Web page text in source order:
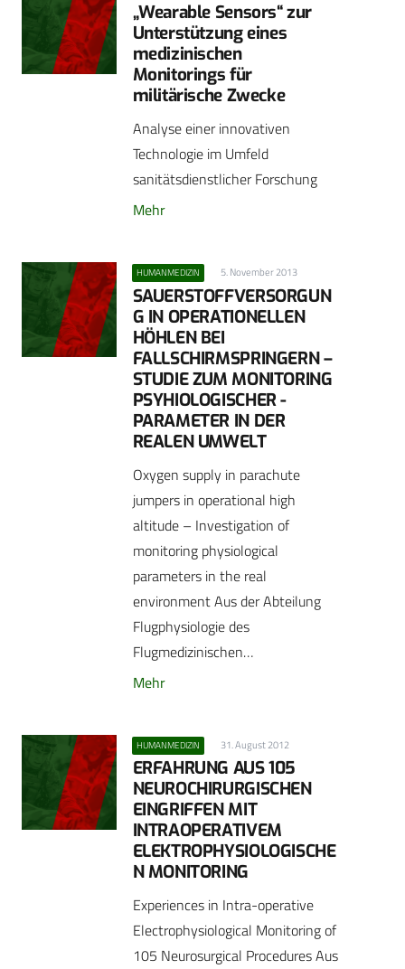
„Wearable Sensors“ zur
Unterstützung eines
medizinischen
Monitorings für
militärische Zwecke
Analyse einer innovativen
Technologie im Umfeld
sanitätsdienstlicher Forschung
Mehr
HUMANMEDIZIN 5. November 2013
SAUERSTOFFVERSORGUN
G IN OPERATIONELLEN
HÖHLEN BEI
FALLSCHIRMSPRINGERN –
STUDIE ZUM MONITORING
PSYHIOLOGISCHER ­
PARAMETER IN DER
REALEN UMWELT
Oxygen supply in parachute
jumpers in operational high
altitude – Investigation of
monitoring physiological
parameters in the real
environment Aus der Abteilung
Flugphysiologie des
Flugmedizinischen…
Mehr
HUMANMEDIZIN 31. August 2012
ERFAHRUNG AUS 105
NEUROCHIRURGISCHEN
EINGRIFFEN MIT
INTRAOPERATIVEM
ELEKTROPHYSIOLOGISCHE
N MONITORING
Experiences in Intra-operative
Electrophysiological Monitoring of
105 Neurosurgical Procedures Aus